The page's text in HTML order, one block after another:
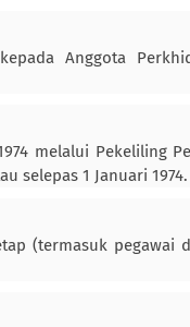
Anggota
melalui Pekeliling
selepas 1 Januari 1974.
(termasuk pegawai